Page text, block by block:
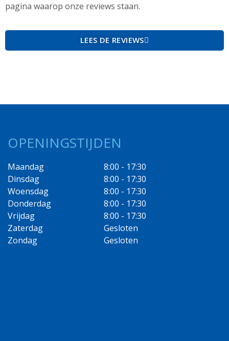
pagina waarop onze reviews staan.
LEES DE REVIEWS
OPENINGSTIJDEN
Maandag
8:00 - 17:30
Dinsdag
8:00 - 17:30
Woensdag
8:00 - 17:30
Donderdag
8:00 - 17:30
Vrijdag
8:00 - 17:30
Zaterdag
Gesloten
Zondag
Gesloten